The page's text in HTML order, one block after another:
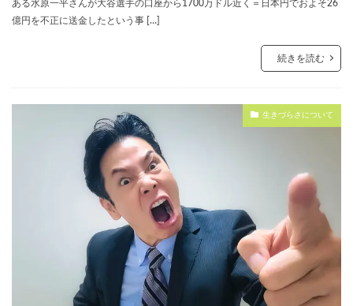
ある水原一平さんが大谷選手の口座から1700万ドル近く＝日本円でおよそ26
億円を不正に送金したという事 […]
続きを読む
生きづらさについて